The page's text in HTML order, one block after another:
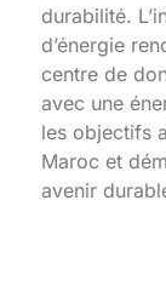
durabilité.
d’énergie
centre de
avec une
les objectifs
Maroc et
avenir